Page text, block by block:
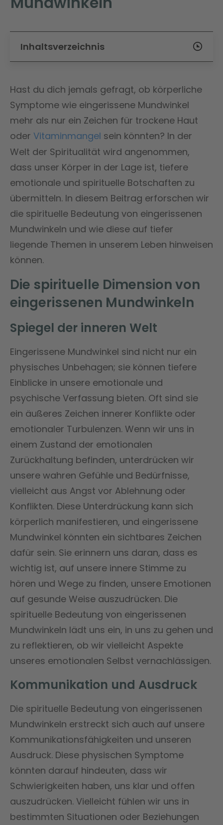
Inhaltsverzeichnis
Hast du dich jemals gefragt, ob körperliche
Symptome wie eingerissene Mundwinkel
mehr als nur ein Zeichen für trockene Haut
oder Vitaminmangel sein könnten? In der
Welt der Spiritualität wird angenommen,
dass unser Körper in der Lage ist, tiefere
emotionale und spirituelle Botschaften zu
übermitteln. In diesem Beitrag erforschen wir
die spirituelle Bedeutung von eingerissenen
Mundwinkeln und wie diese auf tiefer
liegende Themen in unserem Leben hinweisen
können.
Die spirituelle Dimension von
eingerissenen Mundwinkeln
Spiegel der inneren Welt
Eingerissene Mundwinkel sind nicht nur ein
physisches Unbehagen; sie können tiefere
Einblicke in unsere emotionale und
psychische Verfassung bieten. Oft sind sie
ein äußeres Zeichen innerer Konflikte oder
emotionaler Turbulenzen. Wenn wir uns in
einem Zustand der emotionalen
Zurückhaltung befinden, unterdrücken wir
unsere wahren Gefühle und Bedürfnisse,
vielleicht aus Angst vor Ablehnung oder
Konflikten. Diese Unterdrückung kann sich
körperlich manifestieren, und eingerissene
Mundwinkel könnten ein sichtbares Zeichen
dafür sein. Sie erinnern uns daran, dass es
wichtig ist, auf unsere innere Stimme zu
hören und Wege zu finden, unsere Emotionen
auf gesunde Weise auszudrücken. Die
spirituelle Bedeutung von eingerissenen
Mundwinkeln lädt uns ein, in uns zu gehen und
zu reflektieren, ob wir vielleicht Aspekte
unseres emotionalen Selbst vernachlässigen.
Kommunikation und Ausdruck
Die spirituelle Bedeutung von eingerissenen
Mundwinkeln erstreckt sich auch auf unsere
Kommunikationsfähigkeiten und unseren
Ausdruck. Diese physischen Symptome
könnten darauf hindeuten, dass wir
Schwierigkeiten haben, uns klar und offen
auszudrücken. Vielleicht fühlen wir uns in
bestimmten Situationen oder Beziehungen